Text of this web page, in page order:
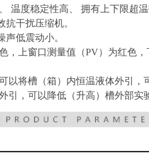
温度稳定性高 拥有上下限超
抗干扰压缩机。
声低震动小。
，上窗口测量值（PV）为红色
以将槽（箱）内恒温液体外引，
引，可以降低（升高）槽外部